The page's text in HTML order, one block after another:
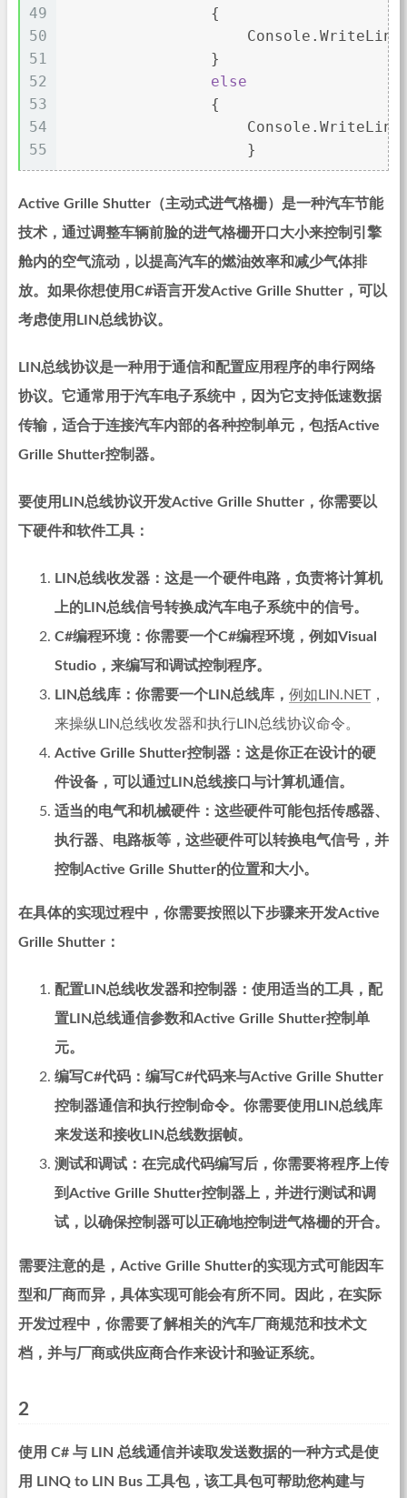
49
50
51
52
53
54
55
{
}
else
{
}
Active Grille Shutter（主动式进气格栅）是一种汽车节能
技术，通过调整车辆前脸的进气格栅开口大小来控制引擎
舱内的空气流动，以提高汽车的燃油效率和减少气体排
放。如果你想使用C#语言开发Active Grille Shutter，可以
考虑使用LIN总线协议。
LIN总线协议是一种用于通信和配置应用程序的串行网络
协议。它通常用于汽车电子系统中，因为它支持低速数据
传输，适合于连接汽车内部的各种控制单元，包括Active
Grille Shutter控制器。
要使用LIN总线协议开发Active Grille Shutter，你需要以
下硬件和软件工具：
LIN总线收发器：这是一个硬件电路，负责将计算机
上的LIN总线信号转换成汽车电子系统中的信号。
C#编程环境：你需要一个C#编程环境，例如Visual
Studio，来编写和调试控制程序。
LIN总线库：你需要一个LIN总线库， 例如LIN.NET，
来操纵LIN总线收发器和执行LIN总线协议命令。
Active Grille Shutter控制器：这是你正在设计的硬
件设备，可以通过LIN总线接口与计算机通信。
适当的电气和机械硬件：这些硬件可能包括传感器、
执行器、电路板等，这些硬件可以转换电气信号，并
控制Active Grille Shutter的位置和大小。
在具体的实现过程中，你需要按照以下步骤来开发Active
Grille Shutter：
配置LIN总线收发器和控制器：使用适当的工具，配
置LIN总线通信参数和Active Grille Shutter控制单
元。
编写C#代码：编写C#代码来与Active Grille Shutter
控制器通信和执行控制命令。你需要使用LIN总线库
来发送和接收LIN总线数据帧。
测试和调试：在完成代码编写后，你需要将程序上传
到Active Grille Shutter控制器上，并进行测试和调
试，以确保控制器可以正确地控制进气格栅的开合。
需要注意的是，Active Grille Shutter的实现方式可能因车
型和厂商而异，具体实现可能会有所不同。因此，在实际
开发过程中，你需要了解相关的汽车厂商规范和技术文
档，并与厂商或供应商合作来设计和验证系统。
2
使用 C# 与 LIN 总线通信并读取发送数据的一种方式是使
用 LINQ to LIN Bus 工具包，该工具包可帮助您构建与